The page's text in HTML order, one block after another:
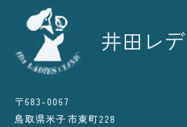
〒683-0067
鳥取県米子市東町228